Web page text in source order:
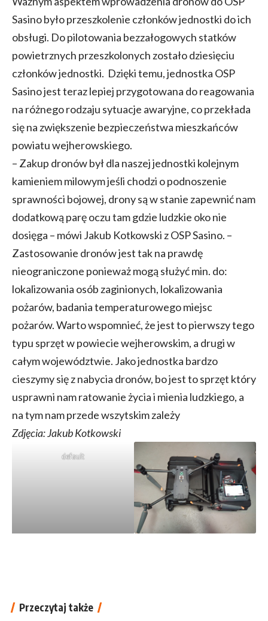
Sasino było przeszkolenie członków jednostki do ich
obsługi. Do pilotowania bezzałogowych statków
powietrznych przeszkolonych zostało dziesięciu
członków jednostki. Dzięki temu, jednostka OSP
Sasino jest teraz lepiej przygotowana do reagowania
na różnego rodzaju sytuacje awaryjne, co przekłada
się na zwiększenie bezpieczeństwa mieszkańców
powiatu wejherowskiego.
– Zakup dronów był dla naszej jednostki kolejnym
kamieniem milowym jeśli chodzi o podnoszenie
sprawności bojowej, drony są w stanie zapewnić nam
dodatkową parę oczu tam gdzie ludzkie oko nie
dosięga – mówi Jakub Kotkowski z OSP Sasino. –
Zastosowanie dronów jest tak na prawdę
nieograniczone ponieważ mogą służyć min. do:
lokalizowania osób zaginionych, lokalizowania
pożarów, badania temperaturowego miejsc
pożarów. Warto wspomnieć, że jest to pierwszy tego
typu sprzęt w powiecie wejherowskim, a drugi w
całym województwie. Jako jednostka bardzo
cieszymy się z nabycia dronów, bo jest to sprzęt który
usprawni nam ratowanie życia i mienia ludzkiego, a
na tym nam przede wszytskim zależy
Zdjęcia: Jakub Kotkowski
default
Przeczytaj także